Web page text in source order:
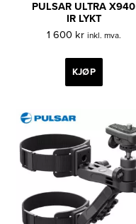
PULSAR ULTRA X940
IR LYKT
1 600 kr inkl. mva.
KJØP